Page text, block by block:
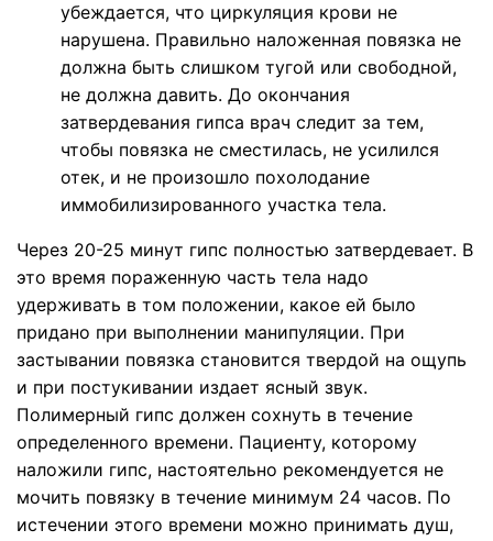
убеждается, что циркуляция крови не
нарушена. Правильно наложенная повязка не
должна быть слишком тугой или свободной,
не должна давить. До окончания
затвердевания гипса врач следит за тем,
чтобы повязка не сместилась, не усилился
отек, и не произошло похолодание
иммобилизированного участка тела.
Через 20-25 минут гипс полностью затвердевает. В
это время пораженную часть тела надо
удерживать в том положении, какое ей было
придано при выполнении манипуляции. При
застывании повязка становится твердой на ощупь
и при постукивании издает ясный звук.
Полимерный гипс должен сохнуть в течение
определенного времени. Пациенту, которому
наложили гипс, настоятельно рекомендуется не
мочить повязку в течение минимум 24 часов. По
истечении этого времени можно принимать душ,